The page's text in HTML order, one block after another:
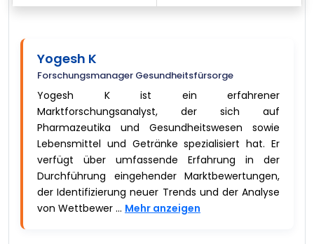
Yogesh K
Forschungsmanager Gesundheitsfürsorge
Yogesh K ist ein erfahrener
Marktforschungsanalyst, der sich auf
Pharmazeutika und Gesundheitswesen sowie
Lebensmittel und Getränke spezialisiert hat. Er
verfügt über umfassende Erfahrung in der
Durchführung eingehender Marktbewertungen,
der Identifizierung neuer Trends und der Analyse
von Wettbewer ... Mehr anzeigen